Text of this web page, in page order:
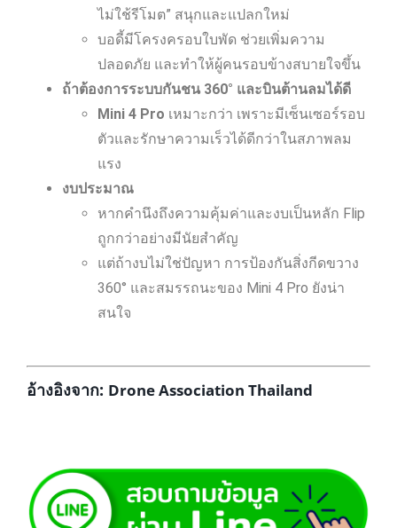
ไม่ใช้รีโมต” สนุกและแปลกใหม่
บอดี้มีโครงครอบใบพัด ช่วยเพิ่มความ
ปลอดภัย และทำให้ผู้คนรอบข้างสบายใจขึ้น
ถ้าต้องการระบบกันชน 360° และบินต้านลมได้ดี
Mini 4 Pro เหมาะกว่า เพราะมีเซ็นเซอร์รอบ
ตัวและรักษาความเร็วได้ดีกว่าในสภาพลม
แรง
งบประมาณ
หากคำนึงถึงความคุ้มค่าและงบเป็นหลัก Flip
ถูกกว่าอย่างมีนัยสำคัญ
แต่ถ้างบไม่ใช่ปัญหา การป้องกันสิ่งกีดขวาง
360° และสมรรถนะของ Mini 4 Pro ยังน่า
สนใจ
อ้างอิงจาก: Drone Association Thailand